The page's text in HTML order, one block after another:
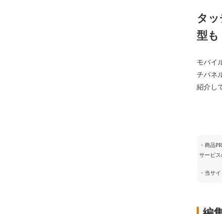
タ
型も
モバイ
チパネ
紹介し
・商品
サービ
・当サ